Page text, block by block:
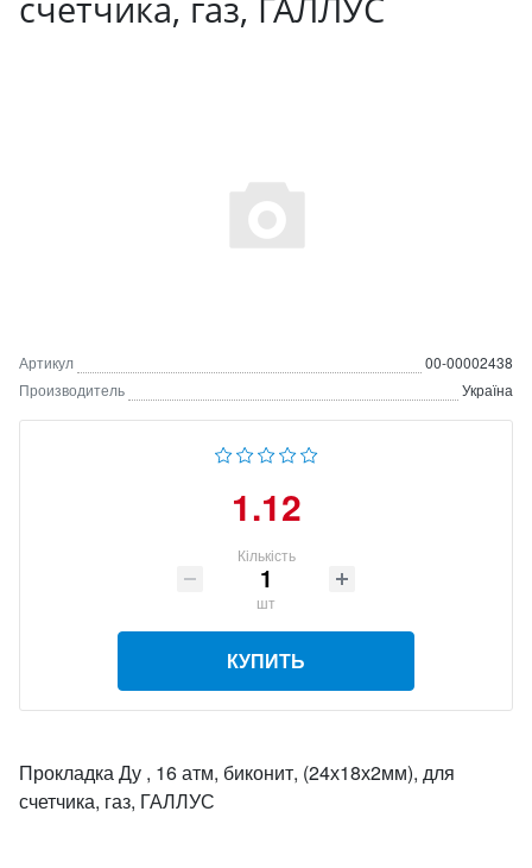
Артикул
00-00002438
Производитель
Україна
1.12
Кількість
шт
КУПИТЬ
Прокладка Ду , 16 атм, биконит, (24х18х2мм), для
счетчика, газ, ГАЛЛУС